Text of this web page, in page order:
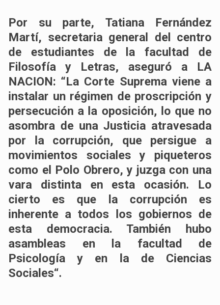
Por su parte, Tatiana Fernández
Martí, secretaria general del centro
de estudiantes de la facultad de
Filosofía y Letras, aseguró a LA
NACION: “La Corte Suprema viene a
instalar un régimen de proscripción y
persecución a la oposición, lo que no
asombra de una Justicia atravesada
por la corrupción, que persigue a
movimientos sociales y piqueteros
como el Polo Obrero, y juzga con una
vara distinta en esta ocasión. Lo
cierto es que la corrupción es
inherente a todos los gobiernos de
esta democracia. También hubo
asambleas en la facultad de
Psicología y en la de Ciencias
Sociales“.